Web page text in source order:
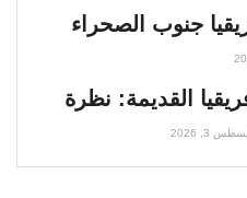
جنوب الصحراء
القديمة: نظرة
3, 2026